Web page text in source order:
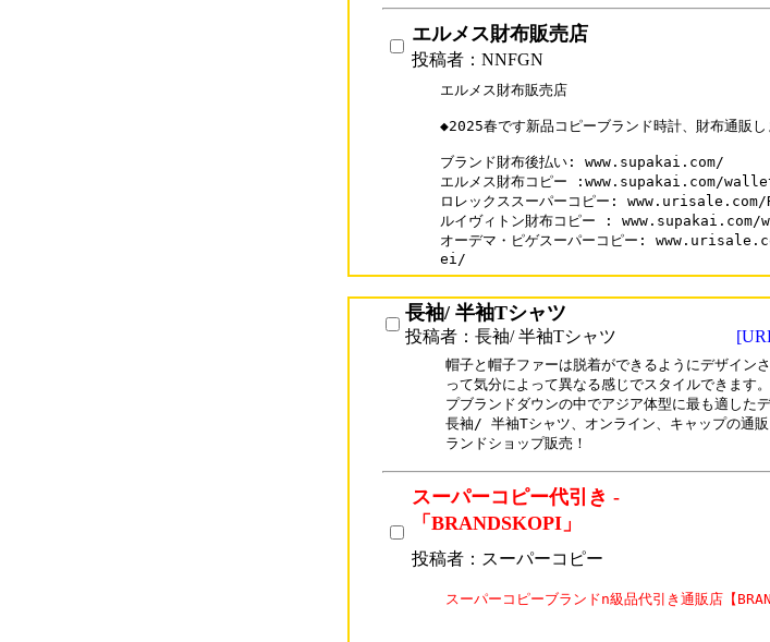
エルメス財布販売店
投稿者：NNFGN
エルメス財布販売店
◆2025春です新品コピーブランド時計、財布通販し
ブランド財布後払い: www.supakai.com/
エルメス財布コピー :www.supakai.com/
ロレックススーパーコピー:
ルイヴィトン財布コピー :
オーデマ・ピゲスーパーコピー:
ei/
長袖/ 半袖Tシャツ
投稿者：長袖/ 半袖Tシャツ
帽子と帽子ファーは脱着ができるようにデザイン
って気分によって異なる感じでスタイルできます
プブランドダウンの中でアジア体型に最も適した
長袖/ 半袖Tシャツ、オンライン、キャップの通
ランドショップ販売！
スーパーコピー代引き -
「BRANDSKOPI」
投稿者：スーパーコピー
スーパーコピーブランドn級品代引き通販店【